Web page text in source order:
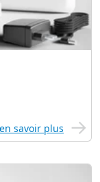
savoir plus